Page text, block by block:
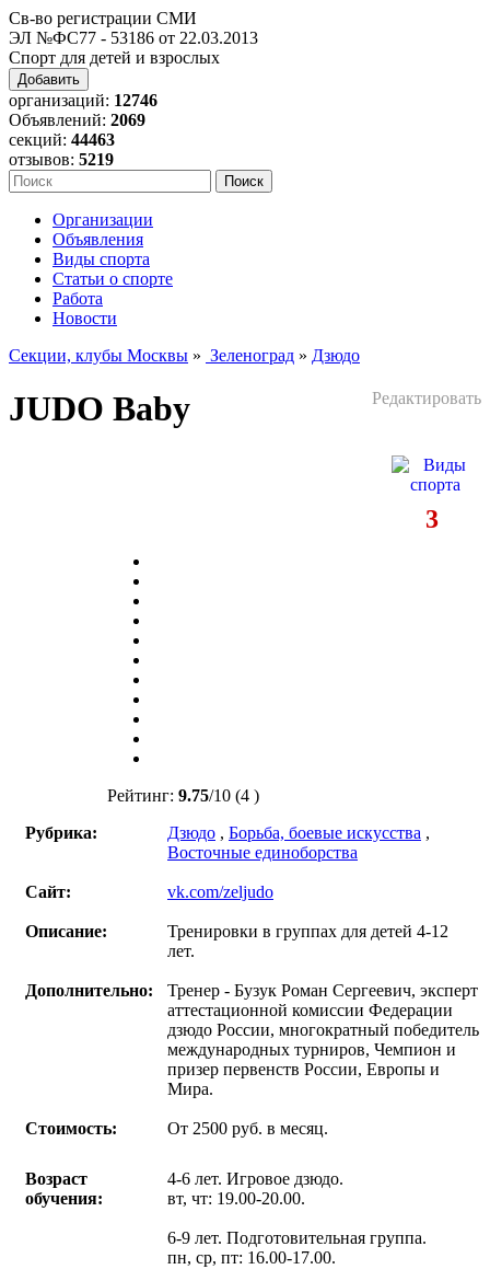
Св-во регистрации СМИ
ЭЛ №ФС77 - 53186 от 22.03.2013
Спорт для детей и взрослых
Добавить
организаций: 12746
Объявлений: 2069
секций: 44463
отзывов: 5219
Организации
Объявления
Виды спорта
Статьи о спорте
Работа
Новости
Секции, клубы Москвы » Зеленоград » Дзюдо
Редактировать
JUDO Baby
3
Рейтинг: 9.75/10 (4 )
Рубрика:
Дзюдо , Борьба, боевые искусства ,
Восточные единоборства
Сайт: vk.com/zeljudo
Описание:
Тренировки в группах для детей 4-12
лет.
Дополнительно:
Тренер - Бузук Роман Сергеевич, эксперт
аттестационной комиссии Федерации
дзюдо России, многократный победитель
международных турниров, Чемпион и
призер первенств России, Европы и
Мира.
Стоимость: От 2500 руб. в месяц.
Возраст
обучения:
4-6 лет. Игровое дзюдо.
вт, чт: 19.00-20.00.
6-9 лет. Подготовительная группа.
пн, ср, пт: 16.00-17.00.